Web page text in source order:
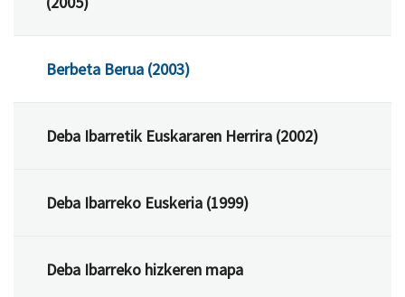
Berbeta Berua (2003)
Deba Ibarretik Euskararen Herrira (2002)
Deba Ibarreko Euskeria (1999)
Deba Ibarreko hizkeren mapa